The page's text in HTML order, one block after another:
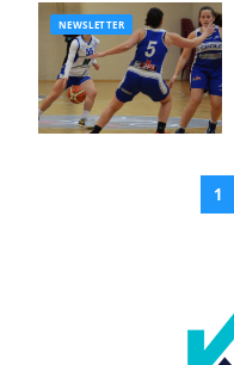
NEWSLETTER
1